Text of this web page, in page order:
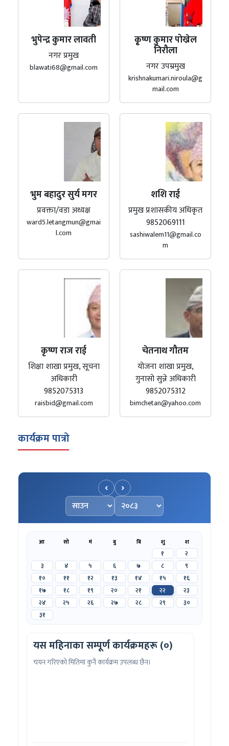
भुपेन्द्र कुमार लावती
नगर प्रमुख
blawati68@gmail.com
कृ्ष्ण कुमार पोख्रेल
निरौला
नगर उपम्रमुख
krishnakumari.niroula@g
mail.com
भुम बहादुर सुर्य मगर
प्रवक्ता/वडा अध्यक्ष
ward5.letangmun@gmai
l.com
शशि राई
प्रमुख प्रशासकीय अधिकृत
9852069111
sashiwalem11@gmail.co
m
कृष्ण राज राई
शिक्षा शाखा प्रमुख, सूचना
अधिकारी
9852075313
raisbid@gmail.com
चेतनाथ गौतम
योजना शाखा प्रमुख,
गुनासो सुन्ने अधिकारी
9852075312
bimchetan@yahoo.com
कार्यक्रम पात्रो
‹
महिना चयन गर्नुहोस्
वर्ष चयन गर्नुहोस्
›
आ सो मं बु बि शु श
१
२
३
४ ५ ६ ७ ८
९
१०
११ १२ १३ १४ १५
१६
१७
१८ १९ २० २१ २२
२३
२४
२५ २६ २७ २८ २९
३०
३१
यस महिनाका सम्पूर्ण कार्यक्रमहरू (०)
चयन गरिएको मितिमा कुनै कार्यक्रम उपलब्ध छैन।